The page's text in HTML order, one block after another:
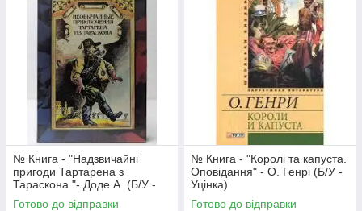
№ Книга - "Надзвичайні
пригоди Тартарена з
Тараскона."- Доде А. (Б/У -
Уцінка)
Готово до відправки
№ Книга - "Королі та капуста.
Оповідання" - О. Генрі (Б/У -
Уцінка)
Готово до відправки